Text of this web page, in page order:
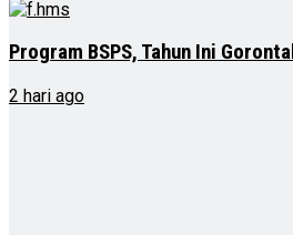
Program BSPS, Tahun Ini
2 hari ago